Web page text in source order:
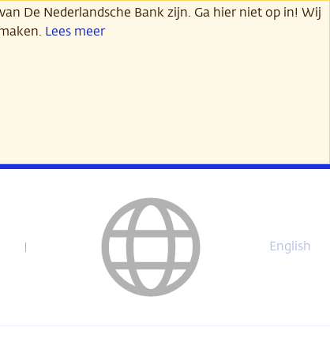
De Nederlandsche Bank zijn. Ga hier niet op in! Wij
Lees meer
English